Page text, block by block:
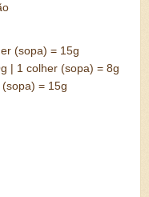
(sopa) = 15g
| 1 colher (sopa) = 8g
= 15g